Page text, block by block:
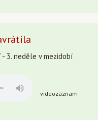
- 3. neděle v mezidobí
videozáznam